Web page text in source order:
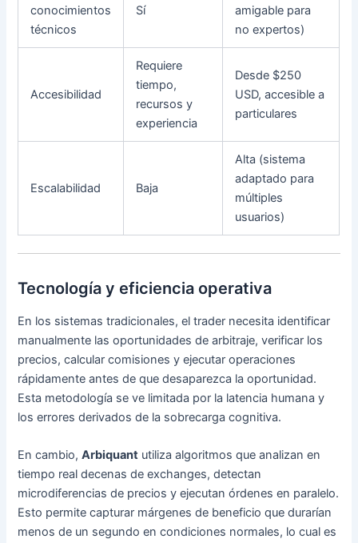
conocimientos
técnicos
Sí
amigable para
no expertos)
Accesibilidad
Requiere
tiempo,
recursos y
experiencia
Desde $250
USD, accesible a
particulares
Escalabilidad Baja
Alta (sistema
adaptado para
múltiples
usuarios)
Tecnología y eficiencia operativa
En los sistemas tradicionales, el trader necesita identificar
manualmente las oportunidades de arbitraje, verificar los
precios, calcular comisiones y ejecutar operaciones
rápidamente antes de que desaparezca la oportunidad.
Esta metodología se ve limitada por la latencia humana y
los errores derivados de la sobrecarga cognitiva.
En cambio,Arbiquant utiliza algoritmos que analizan en
tiempo real decenas de exchanges, detectan
microdiferencias de precios y ejecutan órdenes en paralelo.
Esto permite capturar márgenes de beneficio que durarían
menos de un segundo en condiciones normales, lo cual es